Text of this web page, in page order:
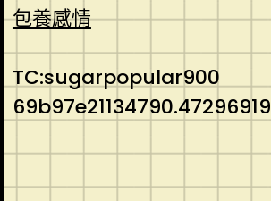
包養感情
TC:sugarpopular900
69b97e21134790.47296919